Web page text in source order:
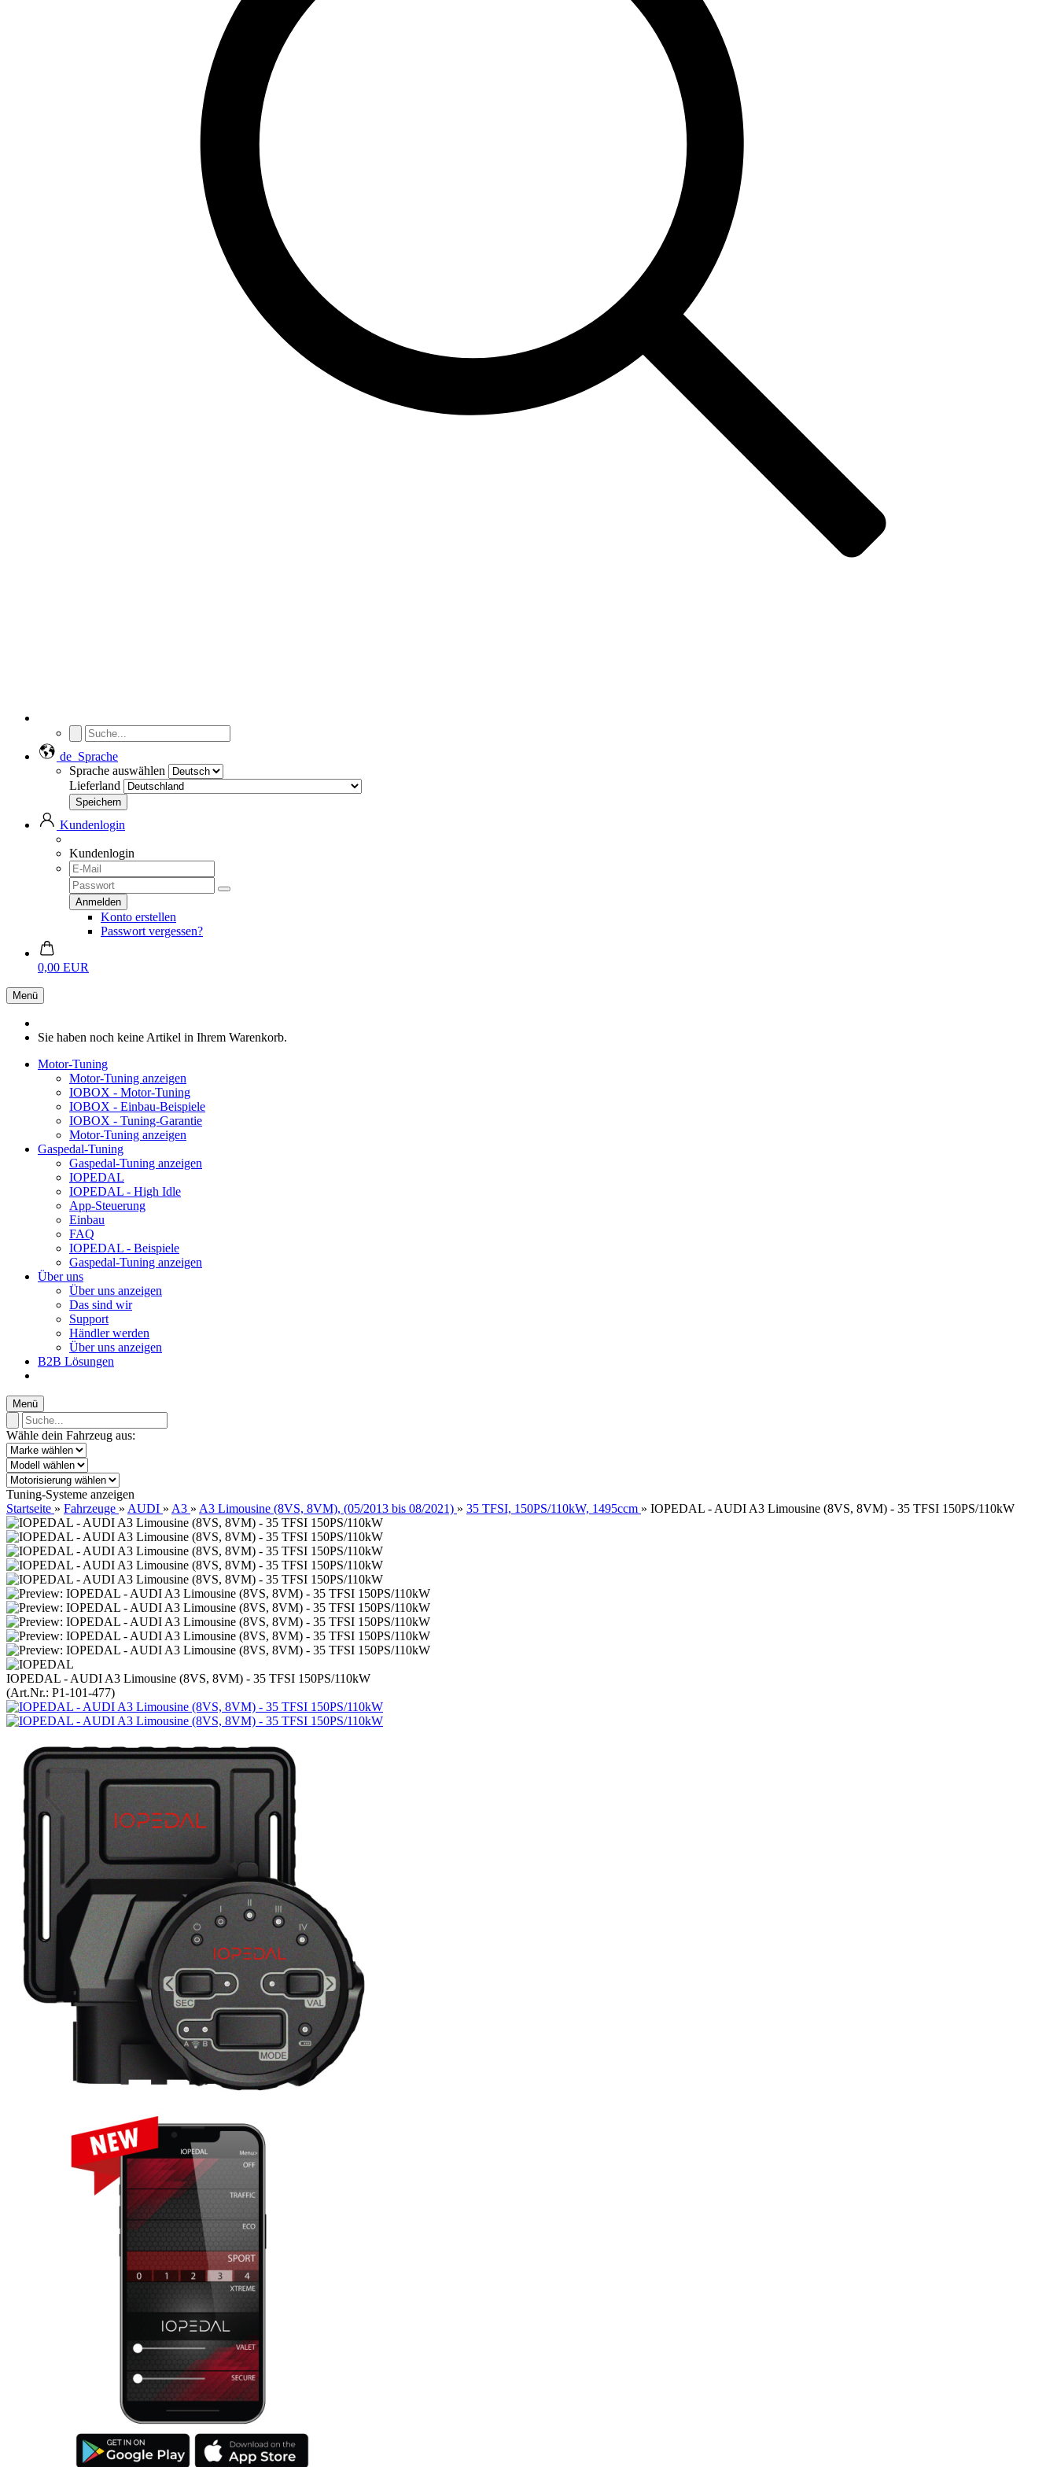
de Sprache
Sprache auswählen
Lieferland
Kundenlogin
Kundenlogin
Konto erstellen
Passwort vergessen?
0,00 EUR
Menü
Sie haben noch keine Artikel in Ihrem Warenkorb.
Motor-Tuning
Motor-Tuning anzeigen
IOBOX - Motor-Tuning
IOBOX - Einbau-Beispiele
IOBOX - Tuning-Garantie
Motor-Tuning anzeigen
Gaspedal-Tuning
Gaspedal-Tuning anzeigen
IOPEDAL
IOPEDAL - High Idle
App-Steuerung
Einbau
FAQ
IOPEDAL - Beispiele
Gaspedal-Tuning anzeigen
Über uns
Über uns anzeigen
Das sind wir
Support
Händler werden
Über uns anzeigen
B2B Lösungen
Menü
Wähle dein Fahrzeug aus:
Tuning-Systeme anzeigen
Startseite » Fahrzeuge » AUDI » A3 » A3 Limousine (8VS, 8VM), (05/2013 bis 08/2021) » 35 TFSI, 150PS/110kW, 1495ccm » IOPEDAL - AUDI A3 Limousine (8VS, 8VM) - 35 TFSI 150PS/110kW
IOPEDAL - AUDI A3 Limousine (8VS, 8VM) - 35 TFSI 150PS/110kW
(Art.Nr.: P1-101-477)